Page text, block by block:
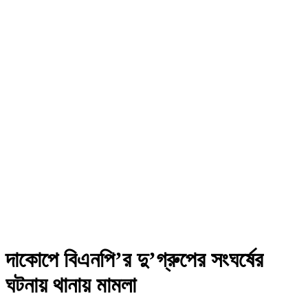
দাকোপে বিএনপি’র দু’গ্রুপের সংঘর্ষের
ঘটনায় থানায় মামলা